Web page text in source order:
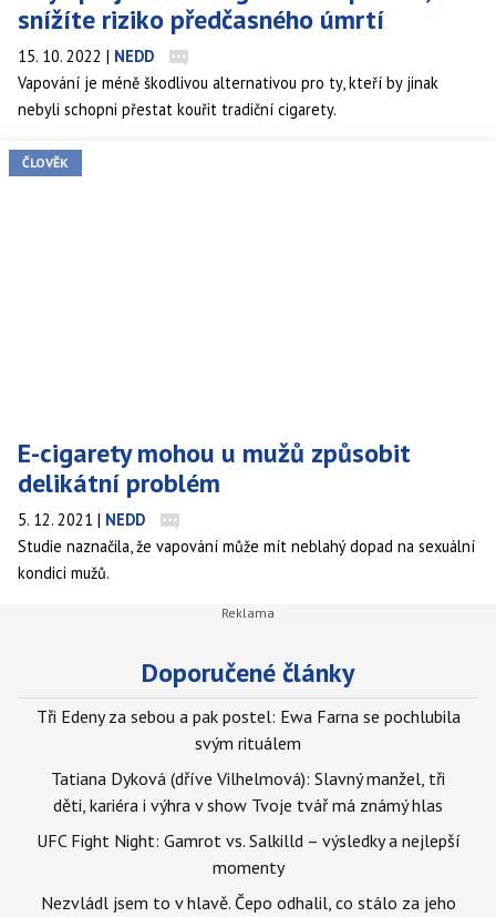
snížíte riziko předčasného úmrtí
15. 10. 2022 | NEDD
Vapování je méně škodlivou alternativou pro ty, kteří by jinak
nebyli schopni přestat kouřit tradiční cigarety.
ČLOVĚK
E-cigarety mohou u mužů způsobit
delikátní problém
5. 12. 2021 | NEDD
Studie naznačila, že vapování může mít neblahý dopad na sexuální
kondici mužů.
Doporučené články
Tři Edeny za sebou a pak postel: Ewa Farna se pochlubila
svým rituálem
Tatiana Dyková (dříve Vilhelmová): Slavný manžel, tři
děti, kariéra i výhra v show Tvoje tvář má známý hlas
UFC Fight Night: Gamrot vs. Salkilld – výsledky a nejlepší
momenty
Nezvládl jsem to v hlavě. Čepo odhalil, co stálo za jeho